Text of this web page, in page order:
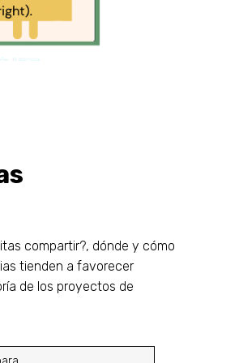
compartir?, dónde y cómo
tienden a favorecer
de los proyectos de